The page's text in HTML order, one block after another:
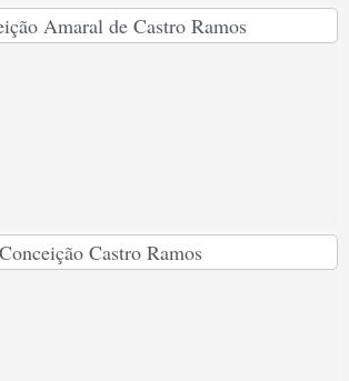
Amaral de Castro Ramos
Conceição Castro Ramos